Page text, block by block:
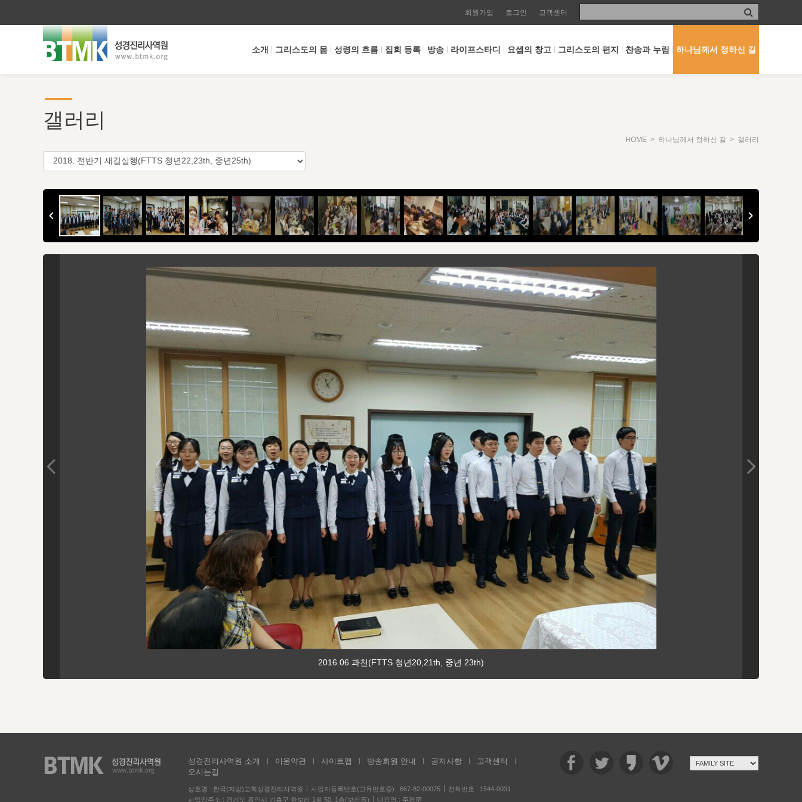
회원가입 로그인 고객센터
소개 그리스도의 몸 성령의 흐름 집회 등록 방송 라이프스타디 요셉의 창고 그리스도의 편지 찬송과 누림 하나님께서 정하신 길
갤러리
HOME > 하나님께서 정하신 길 > 갤러리
2016.06 과천(FTTS 청년20,21th, 중년 23th)
성경진리사역원 소개 이용약관 사이트맵 방송회원 안내 공지사항
고객센터
오시는길
상호명 : 한국(지방)교회성경진리사역원 사업자등록번호(고유번호증) : 667-82-00075
전화번호 : 1544-0031
사업장주소 : 경기도 용인시 기흥구 한보라 1로 50, 1층(보라동)
대표명 : 주평문